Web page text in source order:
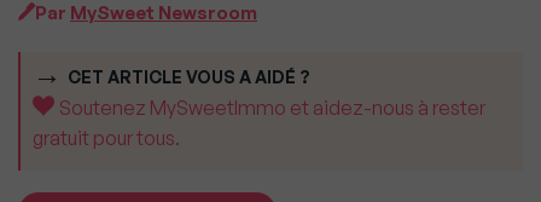
Par MySweet Newsroom
CET ARTICLE VOUS A AIDÉ ?
Soutenez MySweetImmo et aidez-nous à rester
gratuit pour tous.